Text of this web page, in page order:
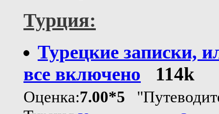
Турция:
Турецкие записки,
все включено
114k
Оценка:7.00*5